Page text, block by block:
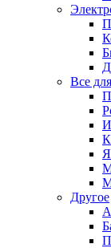
Все
Другое